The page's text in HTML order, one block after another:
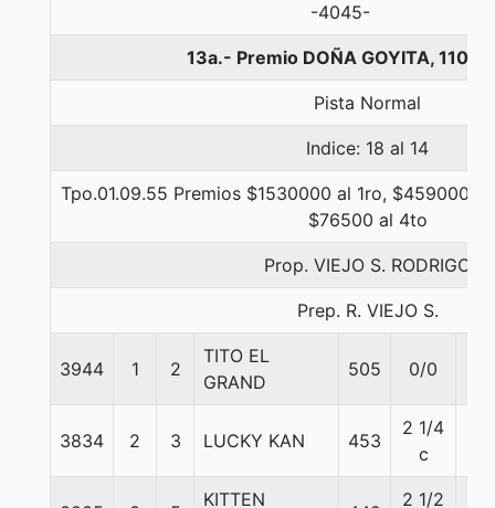
-4045-
13a.- Premio DOÑA GOYITA, 1100
Pista Normal
Indice: 18 al 14
Tpo.01.09.55 Premios $1530000 al 1ro, $459000
$76500 al 4to
Prop. VIEJO S. RODRIGO
Prep. R. VIEJO S.
3944 1 2
TITO EL
GRAND
505 0/0
3834 2 3 LUCKY KAN 453
2 1/4
c
KITTEN
2 1/2